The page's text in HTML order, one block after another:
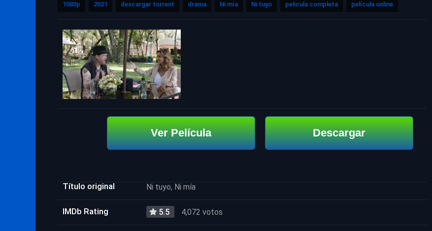
1080p 2021 descargar torrent drama Ni mía Ni tuyo pelicula completa película online
Ver Película Descargar
Título original Ni tuyo, Ni mía
IMDb Rating 5.5 4,072 votos